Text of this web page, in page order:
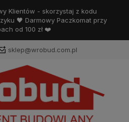
Klientów - skorzystaj z kodu
🖤 Darmowy Paczkomat przy
od 100 zł ❤️
sklep@wrobud.com.pl